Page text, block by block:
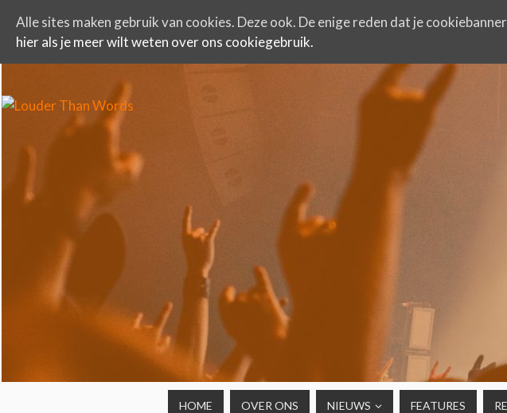
HOME OVER ONS NIEUWS FEATURES
Alle sites maken gebruik van cookies. Deze ook. De enige reden dat je
hier als je meer wilt weten over ons cookiegebruik.